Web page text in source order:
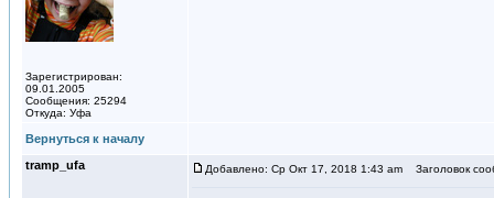
Зарегистрирован:
09.01.2005
Сообщения: 25294
Откуда: Уфа
Вернуться к началу
tramp_ufa
Добавлено: Ср Окт 17, 2018 1:43 am Заголовок